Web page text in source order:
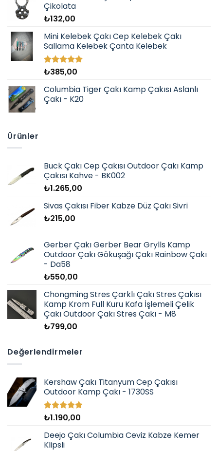
Çikolata
₺132,00
Mini Kelebek Çakı Cep Kelebek Çakı
Sallama Kelebek Çanta Kelebek
5 üzerinden
aldı
₺385,00
Columbia Tiger Çakı Kamp Çakısı Aslanlı
Çakı - K20
Ürünler
Buck Çakı Cep Çakısı Outdoor Çakı Kamp
Çakısı Kahve - BK002
₺1.265,00
Sivas Çakısı Fiber Kabze Düz Çakı Sivri
₺215,00
Gerber Çakı Gerber Bear Grylls Kamp
Outdoor Çakı Gökuşağı Çakı Rainbow Çakı
- Da58
₺550,00
Chongming Stres Çarklı Çakı Stres Çakısı
Kamp Krom Full Kuru Kafa İşlemeli Çelik
Çakı Outdoor Çakı Stres Çakı - M8
₺799,00
Değerlendirmeler
Kershaw Çakı Titanyum Cep Çakısı
Outdoor Kamp Çakı - 1730SS
5 üzerinden
aldı
₺1.190,00
Deejo Çakı Columbia Ceviz Kabze Kemer
Klipsli